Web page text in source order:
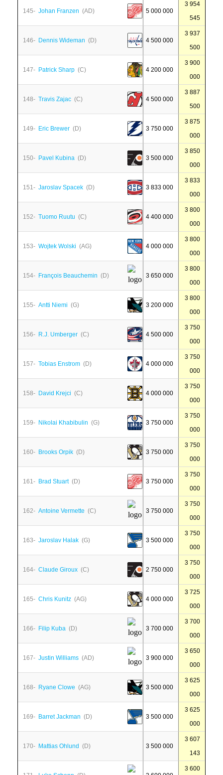
145- Johan Franzen (AD) 5 000 000
3 954
545
146- Dennis Wideman (D) 4 500 000
3 937
500
147- Patrick Sharp (C) 4 200 000
3 900
000
148- Travis Zajac (C) 4 500 000
3 887
500
149- Eric Brewer (D) 3 750 000
3 875
000
150- Pavel Kubina (D) 3 500 000
3 850
000
151- Jaroslav Spacek (D) 3 833 000
3 833
000
152- Tuomo Ruutu (C) 4 400 000
3 800
000
153- Wojtek Wolski (AG) 4 000 000
3 800
000
154- François Beauchemin (D) 3 650 000
3 800
000
155- Antti Niemi (G) 3 200 000
3 800
000
156- R.J. Umberger (C) 4 500 000
3 750
000
157- Tobias Enstrom (D) 4 000 000
3 750
000
158- David Krejci (C) 4 000 000
3 750
000
159- Nikolai Khabibulin (G) 3 750 000
3 750
000
160- Brooks Orpik (D) 3 750 000
3 750
000
161- Brad Stuart(D) 3 750 000
3 750
000
162- Antoine Vermette (C) 3 750 000
3 750
000
163- Jaroslav Halak (G) 3 500 000
3 750
000
164- Claude Giroux (C) 2 750 000
3 750
000
165- Chris Kunitz (AG) 4 000 000
3 725
000
166- Filip Kuba (D) 3 700 000
3 700
000
167- Justin Williams (AD) 3 900 000
3 650
000
168- Ryane Clowe (AG) 3 500 000
3 625
000
169- Barret Jackman (D) 3 500 000
3 625
000
170- Mattias Ohlund (D) 3 500 000
3 607
143
3 600